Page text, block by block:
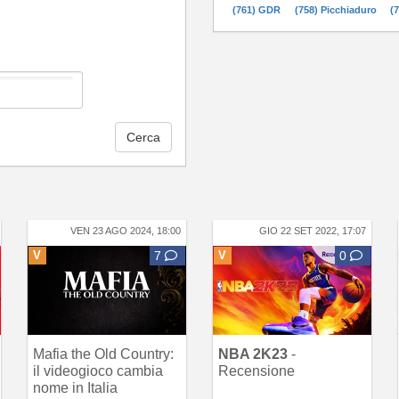
Cerca
(761) GDR (758) Picchiaduro
VEN 23 AGO 2024, 18:00
V 7
Mafia the Old Country:
il videogioco cambia
nome in Italia
GIO 22 SET 2022, 17:07
V 0
NBA 2K23-
Recensione